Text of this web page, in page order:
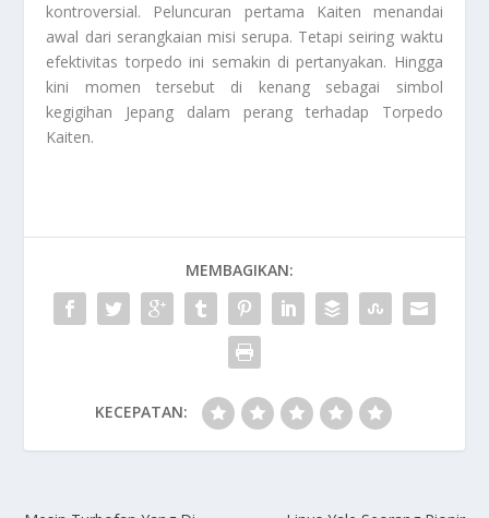
kontroversial. Peluncuran pertama Kaiten menandai
awal dari serangkaian misi serupa. Tetapi seiring waktu
efektivitas torpedo ini semakin di pertanyakan. Hingga
kini momen tersebut di kenang sebagai simbol
kegigihan Jepang dalam perang terhadap Torpedo
Kaiten.
MEMBAGIKAN:
KECEPATAN: